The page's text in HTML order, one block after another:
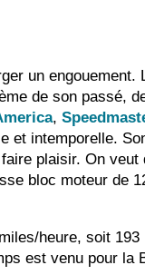
un engouement.
de son passé,
,
et intemporelle.
plaisir. On veut
bloc moteur de
heure, soit
est venu pour la